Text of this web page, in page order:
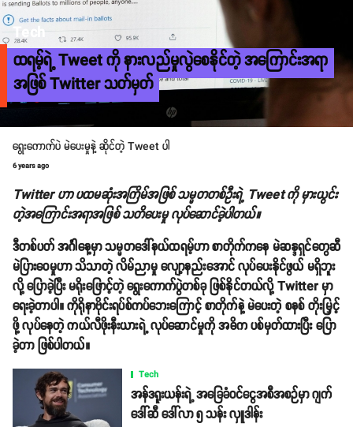
Tech
ထရမ့်ရဲ့ Tweet ကို နားလည်မှုလွဲစေနိုင်တဲ့ အကြောင်းအရာ
အဖြစ် Twitter သတ်မှတ်
ရွေးကောက်ပဲ မဲပေးမှုနဲ့ ဆိုင်တဲ့ Tweet ပါ
6 years ago
Twitter ဟာ ပထမဆုံးအကြိမ်အဖြစ် သမ္မတတစ်ဦးရဲ့ Tweet ကို မှားယွင်း
တဲ့အကြောင်းအရာအဖြစ် သတိပေးမှု လုပ်ဆောင်ခဲ့ပါတယ်။
ဒီတစ်ပတ် အင်္ဂါနေ့မှာ သမ္မတဒေါ်နယ်ထရမ့်ဟာ စာတိုက်ကနေ မဲဆန္ဒရှင်တွေဆီ
မဲပြားဝေမှုဟာ သိသာတဲ့ လိမ်ညာမှု လျော့နည်းအောင် လုပ်ပေးနိုင်ဖွယ် မရှိဘူး
လို့ ပြောခဲ့ပြီး မရိုးဖြောင့်တဲ့ ရွေးကောက်ပွဲတစ်ခု ဖြစ်နိုင်တယ်လို့ Twitter မှာ
ရေးခဲ့တာပါ။ ကိုရိုနာဗိုင်းရပ်စ်ကပ်ဘေးကြောင့် စာတိုက်နဲ့ မဲပေးတဲ့ စနစ် တိုးမြှင့်
ဖို့ လုပ်နေတဲ့ ကယ်လီဖိုးနီးယားရဲ့ လုပ်ဆောင်မှုကို အဓိက ပစ်မှတ်ထားပြီး ပြော
ခဲ့တာ ဖြစ်ပါတယ်။
Tech
အန်ဒရူးယန်းရဲ့ အခြေခံဝင်ငွေအစီအစဉ်မှာ ဂျက်
ဒေါ်ဆီ ဒေါ်လာ ၅ သန်း လှူဒါန်း